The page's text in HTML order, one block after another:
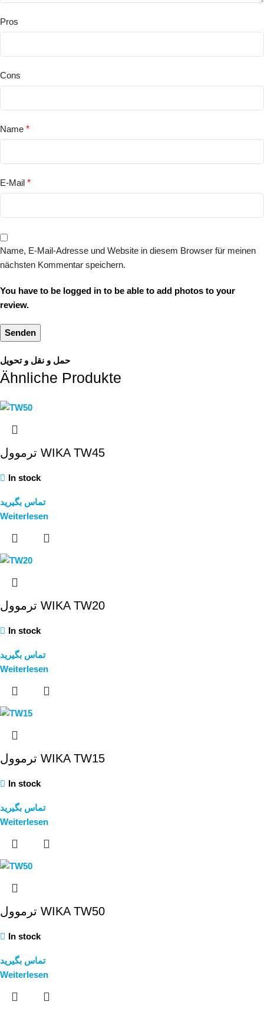
Pros
Cons
Name *
E-Mail *
Name, E-Mail-Adresse und Website in diesem Browser für meinen
nächsten Kommentar speichern.
You have to be logged in to be able to add photos to your
review.
حمل و نقل و تحویل
Ähnliche Produkte
ترموول WIKA TW45
In stock
تماس بگیرید
Weiterlesen
ترموول WIKA TW20
In stock
تماس بگیرید
Weiterlesen
ترموول WIKA TW15
In stock
تماس بگیرید
Weiterlesen
ترموول WIKA TW50
In stock
تماس بگیرید
Weiterlesen